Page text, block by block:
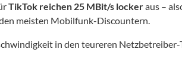
TikTok reichen 25 MBit/s lockeraus –
meisten Mobilfunk-Discountern.
in den teureren Netzbetreiber-